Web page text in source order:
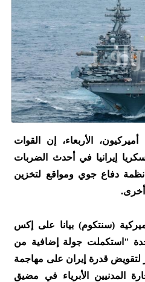
الأربعاء، إن القوات
90 هدفا عسكريا إيرانيا في أحدث الضربات
دفاع جوي ومواقع لتخزين
أخرى.
(سنتكوم) بيانا على إكس
"استكملت جولة إضافية من
ضد إيران في 8 تموز لتقويض قدرة إيران على مهاجمة
المدنيين الأبرياء في مضيق